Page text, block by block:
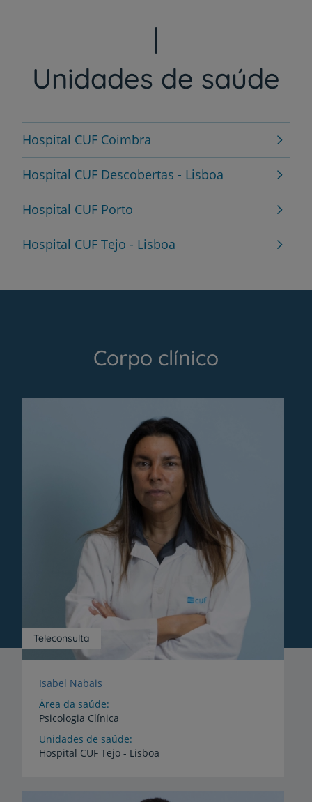
Unidades de saúde
Hospital CUF Coimbra
Hospital CUF Descobertas - Lisboa
Hospital CUF Porto
Hospital CUF Tejo - Lisboa
Corpo clínico
Teleconsulta
Isabel Nabais
Área da saúde
Psicologia Clínica
Unidades de saúde
Hospital CUF Tejo - Lisboa